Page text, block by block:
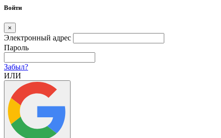
Войти
×
Электронный адрес
Пароль
Забыл?
ИЛИ